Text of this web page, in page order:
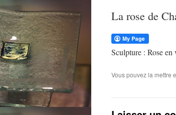
La rose de
Sculpture : Rose en
Vous pouvez la mettre